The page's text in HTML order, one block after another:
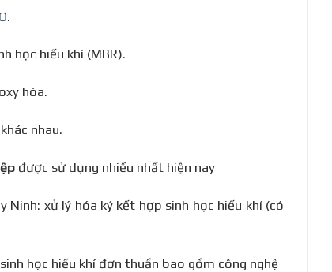
.
học hiếu khí (MBR).
hóa.
nhau.
được sử dụng nhiều nhất hiện nay
xử lý hóa ký kết hợp sinh học hiếu khí (có
học hiếu khí đơn thuần bao gồm công nghệ